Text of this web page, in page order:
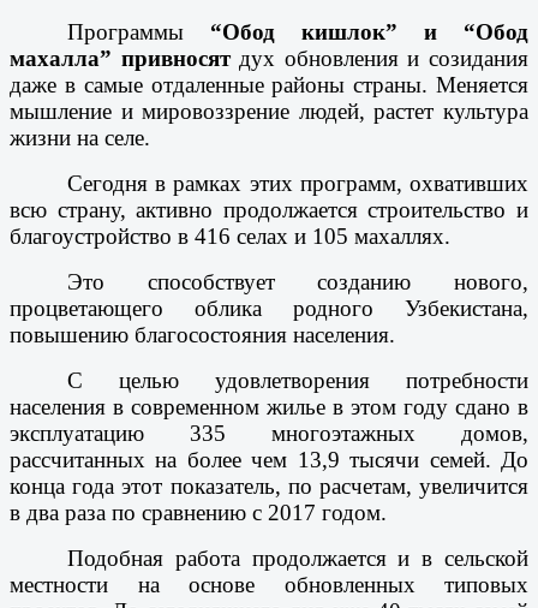
Программы “Обод кишлок” и “Обод
махалла” привносятдух обновления и созидания
даже в самые отдаленные районы страны. Меняется
мышление и мировоззрение людей, растет культура
жизни на селе.
Сегодня в рамках этих программ, охвативших
всю страну, активно продолжается строительство и
благоустройство в 416 селах и 105 махаллях.
Это способствует созданию нового,
процветающего облика родного Узбекистана,
повышению благосостояния населения.
С целью удовлетворения потребности
населения в современном жилье в этом году сдано в
эксплуатацию 335 многоэтажных домов,
рассчитанных на более чем 13,9 тысячи семей. До
конца года этот показатель, по расчетам, увеличится
в два раза по сравнению с 2017 годом.
Подобная работа продолжается и в сельской
местности на основе обновленных типовых